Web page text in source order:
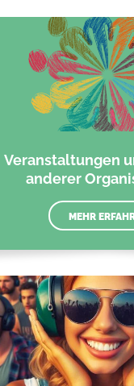
Veranstaltungen
anderer
MEHR